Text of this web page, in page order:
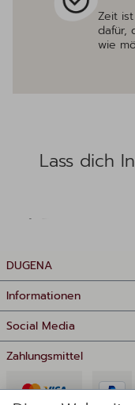
Zeit
dafür,
wie
Lass dich
DUGENA
Informationen
Social Media
Zahlungsmittel